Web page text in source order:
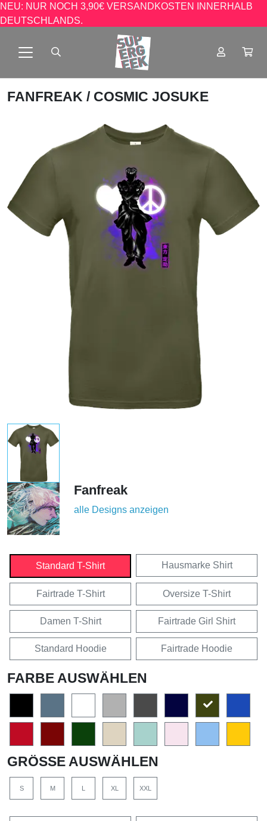
NEU: NUR NOCH 3,90€ VERSANDKOSTEN INNERHALB
DEUTSCHLANDS.
FANFREAK / COSMIC JOSUKE
Fanfreak
alle Designs anzeigen
Standard T-Shirt Hausmarke Shirt
Fairtrade T-Shirt Oversize T-Shirt
Damen T-Shirt Fairtrade Girl Shirt
Standard Hoodie Fairtrade Hoodie
FARBE AUSWÄHLEN
GRÖSSE AUSWÄHLEN
S M L XL XXL